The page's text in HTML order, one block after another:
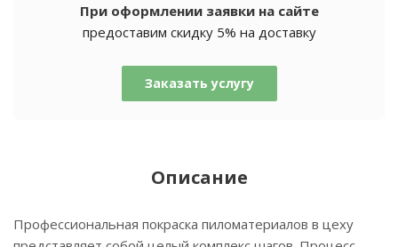
При оформлении заявки на сайте
предоставим скидку 5% на доставку
Заказать услугу
Описание
Профессиональная покраска пиломатериалов в цеху